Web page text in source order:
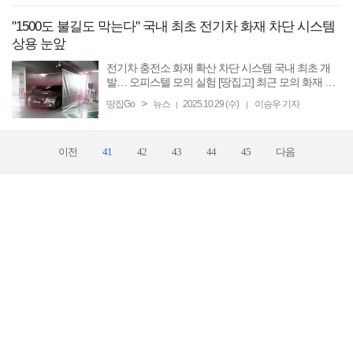
"1500도 불길도 막는다" 국내 최초 전기차 화재 차단 시스템
상용 눈앞
전기차 충전소 화재 확산 차단 시스템 국내 최초 개
발… 오피스텔 모의 실험 [땅집고] 최근 모의 화재 실
흥 신천역 해링턴타워 709’. 주차장에 설치한 센서에
땅집Go > 뉴스 | 2025.10.29 (수) | 이승우 기자
이전 41 42 43 44 45 다음